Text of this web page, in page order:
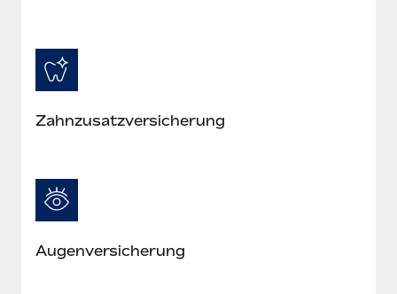
Zahn­zusatz­versicherung
Augen­versicherung